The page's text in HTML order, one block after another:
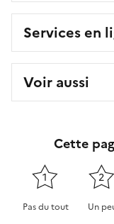
Services en
Voir aussi
Cette
1
Pas du tout
2
Un